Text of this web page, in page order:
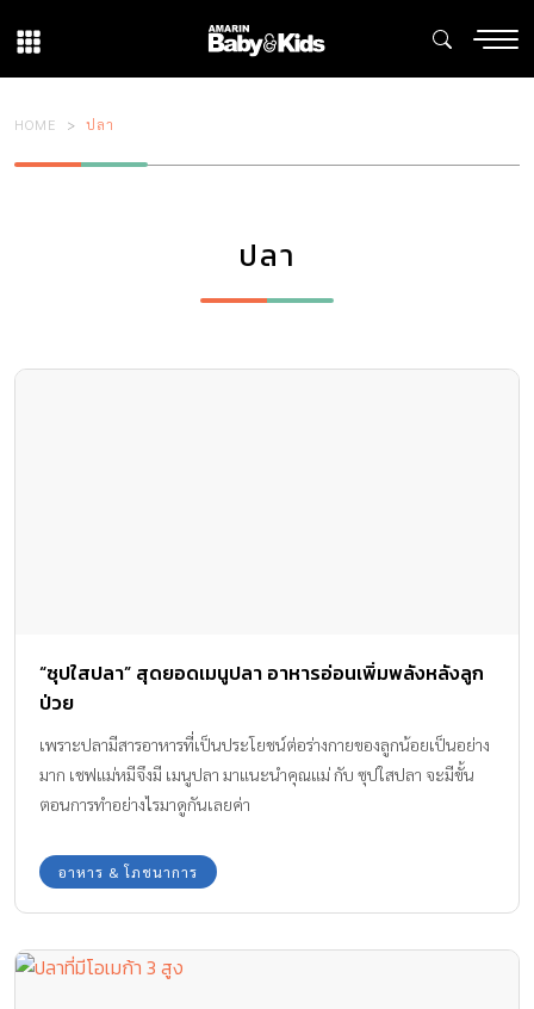
HOME ปลา
ปลา
“ซุปใสปลา” สุดยอดเมนูปลา อาหารอ่อนเพิ่มพลังหลังลูก
ป่วย
เพราะปลามีสารอาหารที่เป็นประโยชน์ต่อร่างกายของลูกน้อยเป็นอย่าง
มาก เชฟแม่หมีจึงมี เมนูปลา มาแนะนำคุณแม่ กับ ซุปใสปลา จะมีขั้น
ตอนการทำอย่างไรมาดูกันเลยค่า
อาหาร & โภชนาการ